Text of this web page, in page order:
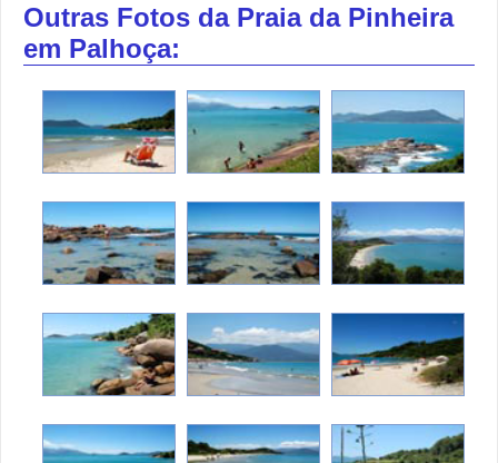
Outras Fotos da Praia da Pinheira
em Palhoça: